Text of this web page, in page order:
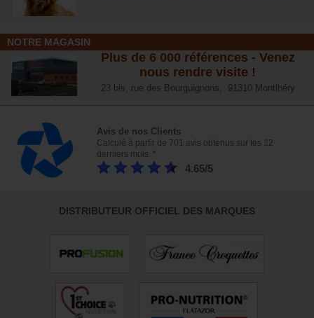
NOTRE MAGASIN
Plus de 6 000 références - Venez
nous rendre visite !
23 bis, rue des Bourguignons, 91310 Montlhéry
Avis de nos Clients
Calculé à partir de 701 avis obtenus sur les 12
derniers mois. *
4.65/5
DISTRIBUTEUR OFFICIEL DES MARQUES